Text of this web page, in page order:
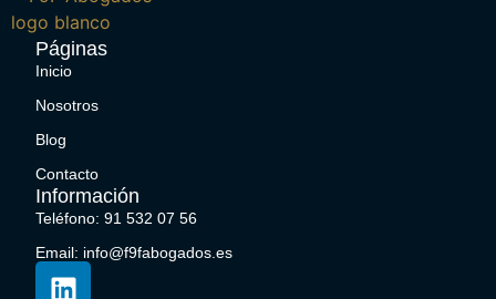
Páginas
Inicio
Nosotros
Blog
Contacto
Información
Teléfono: 91 532 07 56
Email: info@f9fabogados.es